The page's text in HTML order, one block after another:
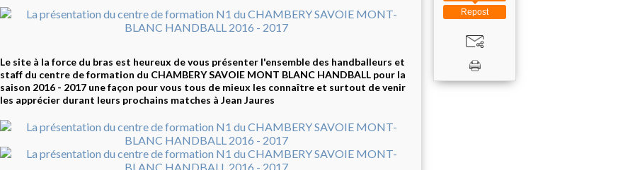
Le site à la force du bras est heureux de vous présenter l'ensemble des handballeurs et
staff du centre de formation du CHAMBERY SAVOIE MONT BLANC HANDBALL pour la
saison 2016 - 2017 une façon pour vous tous de mieux les connaître et surtout de venir
les apprécier durant leurs prochains matches à Jean Jaures
Repost